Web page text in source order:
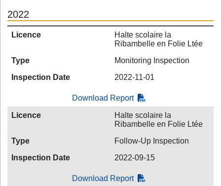
2022
Licence
Halte scolaire la
Ribambelle en Folie Ltée
Type
Monitoring Inspection
Inspection Date
2022-11-01
Download Report
Licence
Halte scolaire la
Ribambelle en Folie Ltée
Type
Follow-Up Inspection
Inspection Date
2022-09-15
Download Report